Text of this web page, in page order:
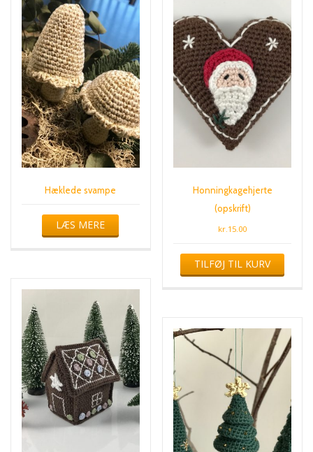
Hæklede svampe
LÆS MERE
Honningkagehjerte
(opskrift)
kr. 15.00
TILFØJ TIL KURV